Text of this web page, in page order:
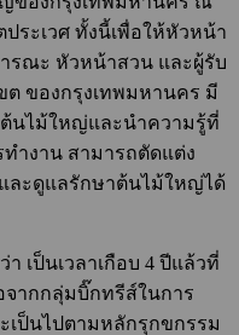
ประเวศ ทั้งนี้เพื่อให้หัวหน้า
รณะ หัวหน้าสวน และผู้รับ
ของกรุงเทพมหานคร มี
ต้นไม้ใหญ่และนำความรู้ที่
ำงาน สามารถตัดแต่ง
ละดูแลรักษาต้นไม้ใหญ่ได้
เป็นเวลาเกือบ 4 ปีแล้วที่
ากกลุ่มบิ๊กทรีส์ในการ
เป็นไปตามหลักรุกขกรรม